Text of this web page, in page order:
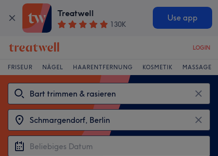
Treatwell
130K
Use app
LOGIN
FRISEUR NÄGEL HAARENTFERNUNG KOSMETIK MASSAGE